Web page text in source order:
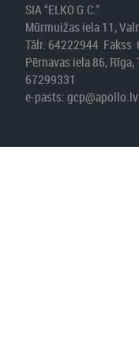
SIA “ELKO G.C.”
Mūrmuižas iela 11,
Tālr. 64222944 Fakss
Pērnavas iela 86, Rīga,
67299331
e-pasts:gcp@apollo.lv